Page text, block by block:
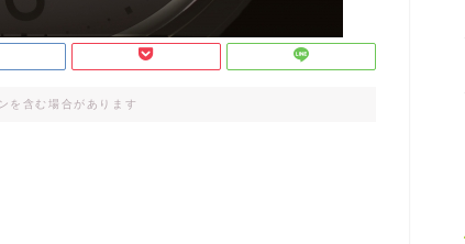
を含む場合があります